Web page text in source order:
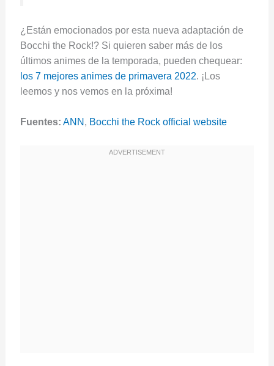
¿Están emocionados por esta nueva adaptación de
Bocchi the Rock!? Si quieren saber más de los
últimos animes de la temporada, pueden chequear:
los 7 mejores animes de primavera 2022. ¡Los
leemos y nos vemos en la próxima!
Fuentes: ANN , Bocchi the Rock official website